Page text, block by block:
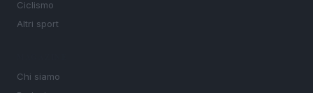
Ciclismo
Altri sport
Chi siamo